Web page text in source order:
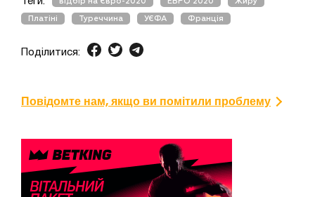
Платіні Туреччина УЄФА Франція
Поділитися:
Повідомте нам, якщо ви помітили проблему